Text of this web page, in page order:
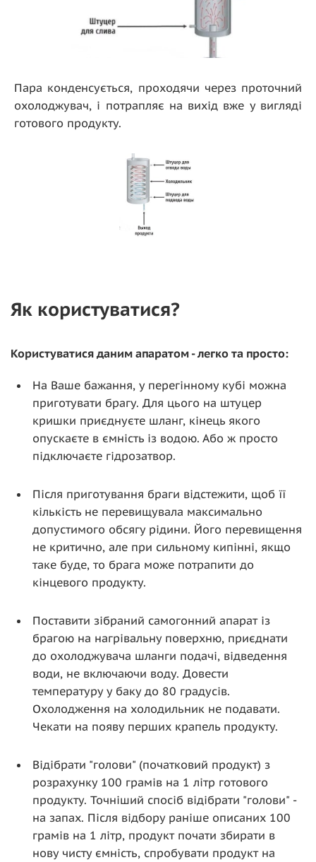
Пара конденсується, проходячи через проточний
охолоджувач, і потрапляє на вихід вже у вигляді
готового продукту.
Як користуватися?
Користуватися даним апаратом - легко та просто:
На Ваше бажання, у перегінному кубі можна
приготувати брагу. Для цього на штуцер
кришки приєднуєте шланг, кінець якого
опускаєте в ємність із водою. Або ж просто
підключаєте гідрозатвор.
Після приготування браги відстежити, щоб її
кількість не перевищувала максимально
допустимого обсягу рідини. Його перевищення
не критично, але при сильному кипінні, якщо
таке буде, то брага може потрапити до
кінцевого продукту.
Поставити зібраний самогонний апарат із
брагою на нагрівальну поверхню, приєднати
до охолоджувача шланги подачі, відведення
води, не включаючи воду. Довести
температуру у баку до 80 градусів.
Охолодження на холодильник не подавати.
Чекати на появу перших крапель продукту.
Відібрати "голови" (початковий продукт) з
розрахунку 100 грамів на 1 літр готового
продукту. Точніший спосіб відібрати "голови" -
на запах. Після відбору раніше описаних 100
грамів на 1 літр, продукт почати збирати в
нову чисту ємність, спробувати продукт на